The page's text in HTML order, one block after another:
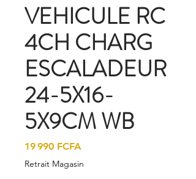
VEHICULE RC
4CH CHARG
ESCALADEUR
24-5X16-
5X9CM WB
19 990 FCFA
Retrait Magasin